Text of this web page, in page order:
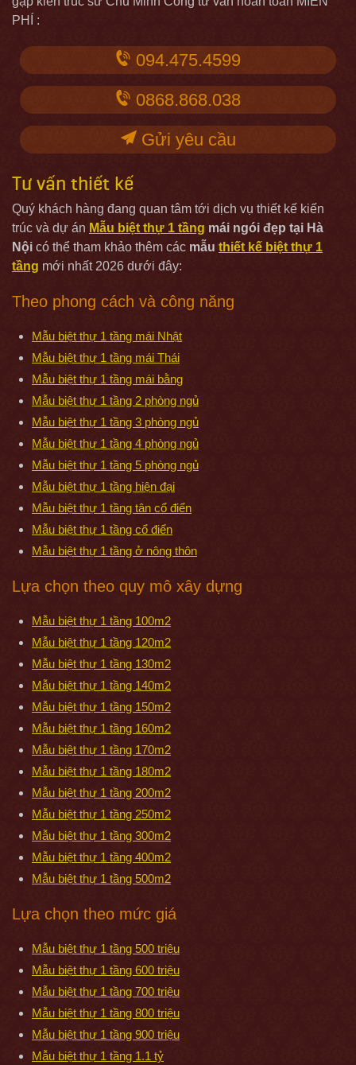
PHÍ :
094.475.4599
0868.868.038
Gửi yêu cầu
Tư vấn thiết kế
Quý khách hàng đang quan tâm tới dịch vụ thiết kế kiến
trúc và dự án Mẫu biệt thự 1 tầng mái ngói đẹp tại Hà
Nội có thể tham khảo thêm các mẫu thiết kế biệt thự 1
tầng mới nhất 2026 dưới đây:
Theo phong cách và công năng
Mẫu biệt thự 1 tầng mái Nhật
Mẫu biệt thự 1 tầng mái Thái
Mẫu biệt thự 1 tầng mái bằng
Mẫu biệt thự 1 tầng 2 phòng ngủ
Mẫu biệt thự 1 tầng 3 phòng ngủ
Mẫu biệt thự 1 tầng 4 phòng ngủ
Mẫu biệt thự 1 tầng 5 phòng ngủ
Mẫu biệt thự 1 tầng hiện đại
Mẫu biệt thự 1 tầng tân cổ điển
Mẫu biệt thự 1 tầng cổ điển
Mẫu biệt thự 1 tầng ở nông thôn
Lựa chọn theo quy mô xây dựng
Mẫu biệt thự 1 tầng 100m2
Mẫu biệt thự 1 tầng 120m2
Mẫu biệt thự 1 tầng 130m2
Mẫu biệt thự 1 tầng 140m2
Mẫu biệt thự 1 tầng 150m2
Mẫu biệt thự 1 tầng 160m2
Mẫu biệt thự 1 tầng 170m2
Mẫu biệt thự 1 tầng 180m2
Mẫu biệt thự 1 tầng 200m2
Mẫu biệt thự 1 tầng 250m2
Mẫu biệt thự 1 tầng 300m2
Mẫu biệt thự 1 tầng 400m2
Mẫu biệt thự 1 tầng 500m2
Lựa chọn theo mức giá
Mẫu biệt thự 1 tầng 500 triệu
Mẫu biệt thự 1 tầng 600 triệu
Mẫu biệt thự 1 tầng 700 triệu
Mẫu biệt thự 1 tầng 800 triệu
Mẫu biệt thự 1 tầng 900 triệu
Mẫu biệt thự 1 tầng 1.1 tỷ